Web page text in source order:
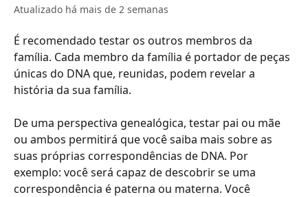
Atualizado há mais de 2 semanas
É recomendado testar os outros membros da
família. Cada membro da família é portador de peças
únicas do DNA que, reunidas, podem revelar a
história da sua família.
​​​​​​​​De uma perspectiva genealógica, testar pai ou mãe
ou ambos permitirá que você saiba mais sobre as
suas próprias correspondências de DNA. Por
exemplo: você será capaz de descobrir se uma
correspondência é paterna ou materna. Você